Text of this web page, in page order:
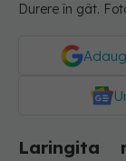
Durere în gât.
Laringita